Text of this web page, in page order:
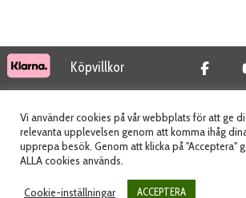
Köpvillkor
© 2026 Tidab AB - All Rights
Vi använder cookies på vår webbplats för att ge
relevanta upplevelsen genom att komma ihåg
upprepa besök. Genom att klicka på "Acceptera"
ALLA cookies används.
Cookie-inställningar ACCEPTERA